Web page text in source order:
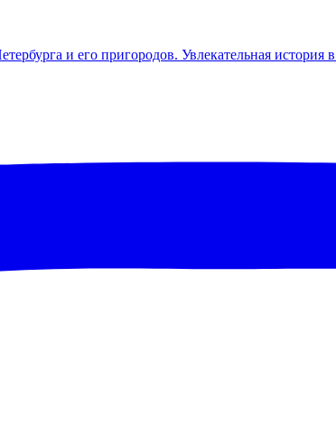
и его пригородов. Увлекательная история